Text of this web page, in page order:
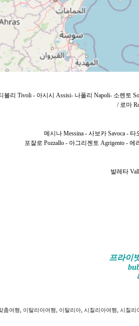
볼리 Tivoli - 아시시 Assisi- 나폴리 Napoli- 소렌토
/ 로마
메시나 Messina - 사보카 Savoca -
포잘로 Pozzallo - 아그리젠토 Agrigento -
발레타
프라이
춤여행, 이탈리아여행, 이탈리아, 시칠리아여행, 시칠리